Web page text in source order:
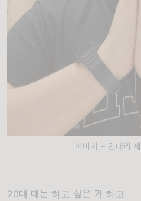
이미지 = 민대리
20대 때는 하고 싶은 거 하고